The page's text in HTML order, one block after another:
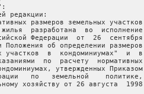
редакции:
размеров земельных участков
разработана  во  исполнение
Федерации  от  26  сентября
Положения об определении размеров
участков  в  кондоминиумах"  и  в
по  расчету  нормативных
утвержденных Приказом
по   земельной    политике,
хозяйству от 26 августа  1998